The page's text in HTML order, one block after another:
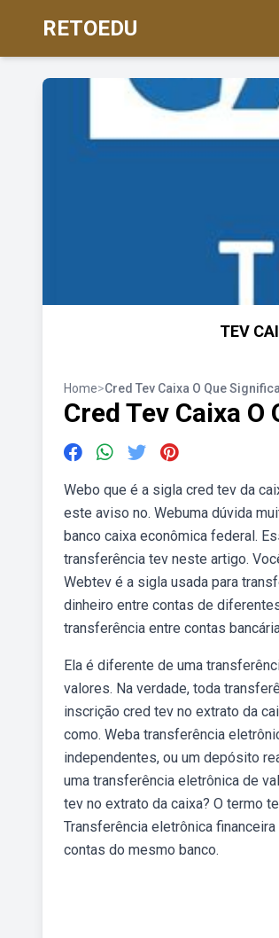
RETOEDU
TEV
Home>Cred Tev Caixa O Que Significa
Cred Tev Caixa
Webo que é a sigla cred tev da
este aviso no. Webuma dúvida
banco caixa econômica federal.
transferência tev neste artigo.
Webtev é a sigla usada para
dinheiro entre contas de
transferência entre contas
Ela é diferente de uma
valores. Na verdade, toda
inscrição cred tev no extrato da
como. Weba transferência
independentes, ou um depósito
uma transferência eletrônica de
tev no extrato da caixa? O termo
Transferência eletrônica
contas do mesmo banco.